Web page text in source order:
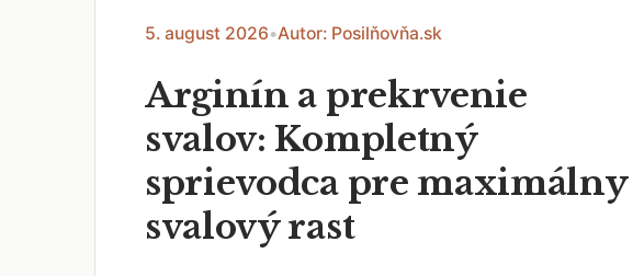
5. august 2026•Autor: Posilňovňa.sk
Arginín a prekrvenie
svalov: Kompletný
sprievodca pre maximálny
svalový rast